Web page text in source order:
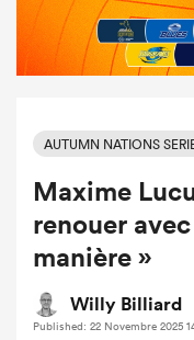
AUTUMN NATIONS
Maxime
renouer
manière »
Willy Billiard
Published: 22 Novembre 2025